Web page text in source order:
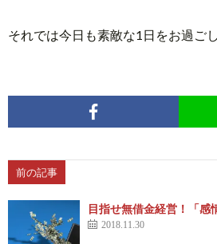
それでは今日も素敵な1日をお過ご
前の記事
目指せ無借金経営！「感
2018.11.30